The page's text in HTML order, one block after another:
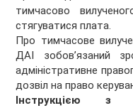
тимчасово
стягуватися плата.
Про тимчасове
ДАІ зобов’язаний
адміністративне
дозвіл на право
Інструкцією з